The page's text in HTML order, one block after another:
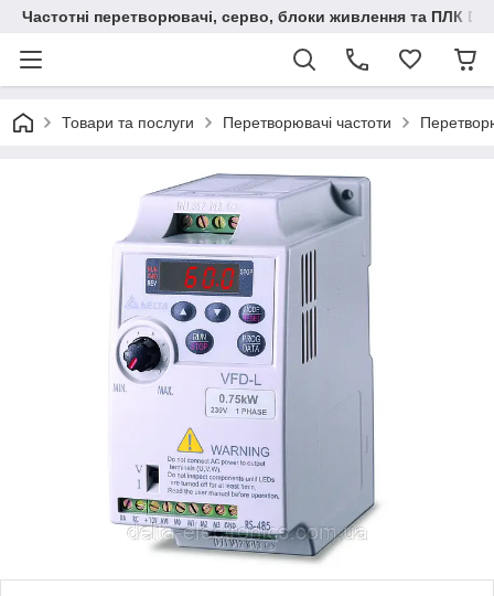
Частотні перетворювачі, серво, блоки живлення та ПЛК
Товари та послуги Перетворювачі частоти